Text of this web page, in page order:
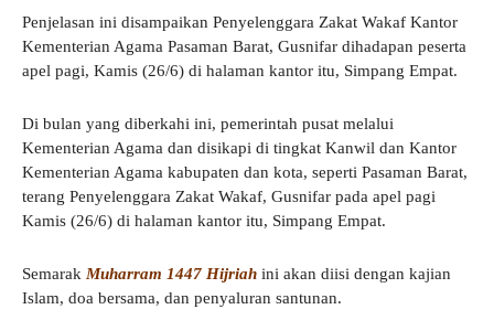
Penjelasan ini disampaikan Penyelenggara Zakat Wakaf Kantor
Kementerian Agama Pasaman Barat, Gusnifar dihadapan peserta
apel pagi, Kamis (26/6) di halaman kantor itu, Simpang Empat.
Di bulan yang diberkahi ini, pemerintah pusat melalui
Kementerian Agama dan disikapi di tingkat Kanwil dan Kantor
Kementerian Agama kabupaten dan kota, seperti Pasaman Barat,
terang Penyelenggara Zakat Wakaf, Gusnifar pada apel pagi
Kamis (26/6) di halaman kantor itu, Simpang Empat.
Semarak Muharram 1447 Hijriah ini akan diisi dengan kajian
Islam, doa bersama, dan penyaluran santunan.